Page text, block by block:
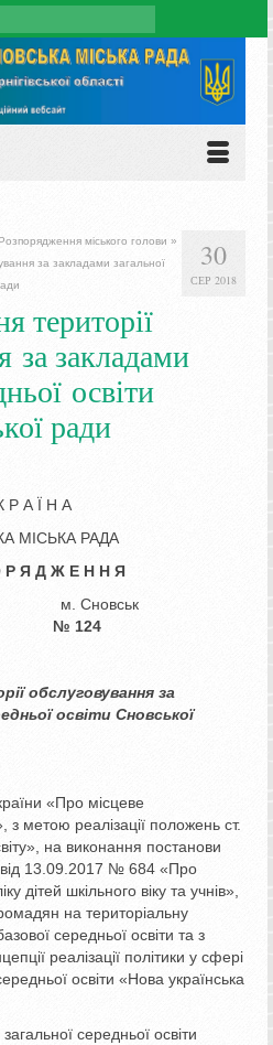
30
СЕР 2018
Розпорядження міського голови »
за закладами загальної
території
за закладами
освіти
ради
Р А Ї Н А
МІСЬКА РАДА
Р Я Д Ж Е Н Н Я
року м. Сновськ
№ 124
обслуговування за
освіти Сновської
«Про місцеве
з метою реалізації положень ст.
на виконання постанови
від 13.09.2017 № 684 «Про
дітей шкільного віку та учнів»,
на територіальну
середньої освіти та з
реалізації політики у сфері
освіти «Нова українська
середньої освіти